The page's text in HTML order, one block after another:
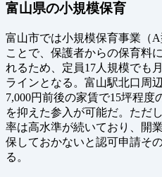
富山県の小規模保育
富山市では小規模保育事業（
ことで、保護者からの保育料
れるため、定員17人規模でも
ラインとなる。富山駅北口周
7,000円前後の家賃で15坪程
を抑えた参入が可能だ。ただ
率は高水準が続いており、開
保しておかないと認可申請そ
る。